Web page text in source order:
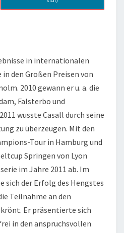
in internationalen
in den Großen Preisen von
2010 gewann er u. a. die
Falsterbo und
wusste Casall durch seine
zu überzeugen. Mit den
Tour in Hamburg und
Springen von Lyon
im Jahre 2011 ab. Im
sich der Erfolg des Hengstes
Teilnahme an den
Er präsentierte sich
in den anspruchsvollen